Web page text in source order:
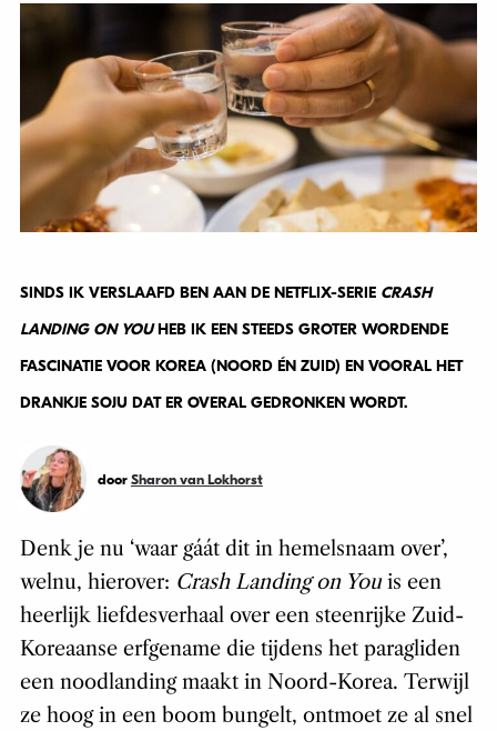
SINDS IK VERSLAAFD BEN AAN DE NETFLIX-SERIE CRASH
LANDING ON YOUHEB IK EEN STEEDS GROTER WORDENDE
FASCINATIE VOOR KOREA (NOORD ÉN ZUID) EN VOORAL HET
DRANKJE SOJU DAT ER OVERAL GEDRONKEN WORDT.
door Sharon van Lokhorst
Denk je nu ‘waar gáát dit in hemelsnaam over’,
welnu, hierover: Crash Landing on Youis een
heerlijk liefdesverhaal over een steenrijke Zuid-
Koreaanse erfgename die tijdens het paragliden
een noodlanding maakt in Noord-Korea. Terwijl
ze hoog in een boom bungelt, ontmoet ze al snel